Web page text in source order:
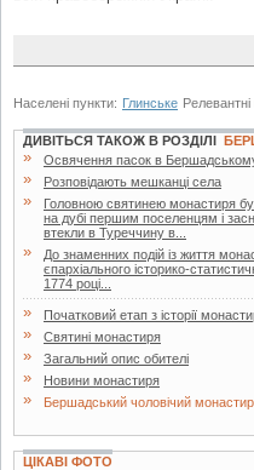
Населені пункти: Глинське
ДИВІТЬСЯ ТАКОЖ В РОЗДІЛІ
» Освячення пасок в
» Розповідають мешканці села
»
Головною святинею монастиря
на дубі першим поселенцям і
втекли в Туреччину в...
»
До знаменних подій із життя
єпархіального історико-
1774 році...
» Початковий етап з історії
» Святині монастиря
» Загальний опис обителі
» Новини монастиря
»
Бершадський чоловічий монастир
ЦІКАВІ ФОТО